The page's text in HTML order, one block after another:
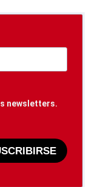
newsletters.